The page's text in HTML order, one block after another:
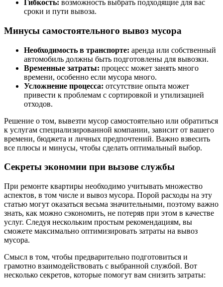
Гибкость: возможность выбрать подходящие для вас
сроки и пути вывоза.
Минусы самостоятельного вывоз мусора
Необходимость в транспорте: аренда или собственный
автомобиль должны быть подготовлены для вывозки.
Временные затраты: процесс может занять много
времени, особенно если мусора много.
Усложнение процесса: отсутствие опыта может
привести к проблемам с сортировкой и утилизацией
отходов.
Решение о том, вывезти мусор самостоятельно или обратиться
к услугам специализированной компании, зависит от вашего
времени, бюджета и личных предпочтений. Важно взвесить
все плюсы и минусы, чтобы сделать оптимальный выбор.
Секреты экономии при вызове службы
При ремонте квартиры необходимо учитывать множество
аспектов, в том числе и вывоз мусора. Порой расходы на эту
статью могут оказаться весьма значительными, поэтому важно
знать, как можно сэкономить, не потеряв при этом в качестве
услуг. Следуя нескольким простым рекомендациям, вы
сможете максимально оптимизировать затраты на вывоз
мусора.
Смысл в том, чтобы предварительно подготовиться и
грамотно взаимодействовать с выбранной службой. Вот
несколько секретов, которые помогут вам снизить затраты: